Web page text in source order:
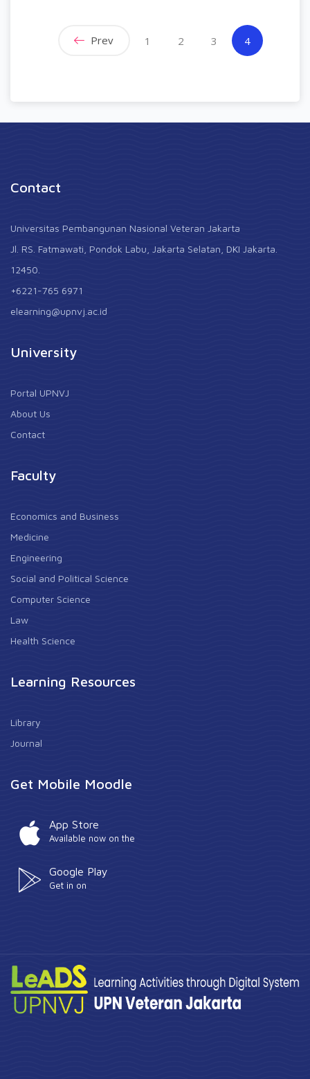
Prev 1 2 3 4(current)
Contact
Universitas Pembangunan Nasional Veteran Jakarta
Jl. RS. Fatmawati, Pondok Labu, Jakarta Selatan, DKI Jakarta.
12450.
+6221-765 6971
elearning@upnvj.ac.id
University
Portal UPNVJ
About Us
Contact
Faculty
Economics and Business
Medicine
Engineering
Social and Political Science
Computer Science
Law
Health Science
Learning Resources
Library
Journal
Get Mobile Moodle
App Store
Available now on the
Google Play
Get in on